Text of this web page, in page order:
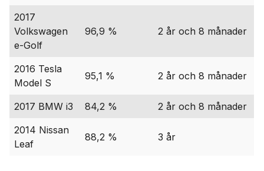
2017
Volkswagen
e-Golf
96,9 % 2 år och 8 månader
2016 Tesla
Model S
95,1 % 2 år och 8 månader
2017 BMW i3 84,2 %
2 år och 8 månader
2014 Nissan
Leaf
88,2 % 3 år